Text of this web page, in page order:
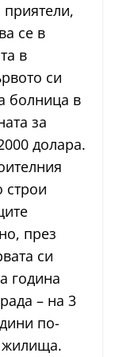
се в
в
си
болница в
за
долара.
строи
през
си
година
– на 3
по-
жилища.